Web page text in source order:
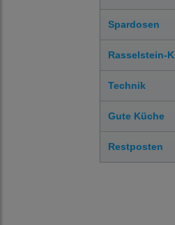
Spardosen
Rasselstein-
Technik
Gute Küche
Restposten